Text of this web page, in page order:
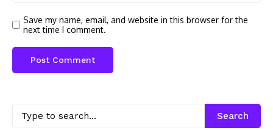
Save my name, email, and website in this browser for the
next time I comment.
Search